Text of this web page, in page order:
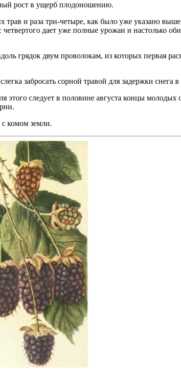
рост в ущерб плодоношению.
и раза три-четыре, как было уже указано
дает уже полные урожаи и настолько
грядок двум проволокам, из которых первая
забросать сорной травой для задержки снега
следует в половине августа концы молодых
с комом земли.